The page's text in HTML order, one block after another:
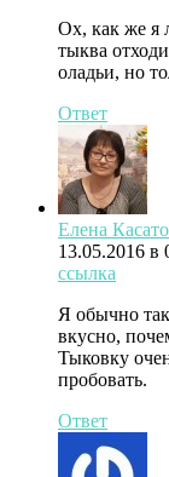
Ох, как же я
тыква
оладьи, но
Ответ
Елена
13.05.2016 в
ссылка
Я обычно
вкусно,
Тыковку
пробовать.
Ответ